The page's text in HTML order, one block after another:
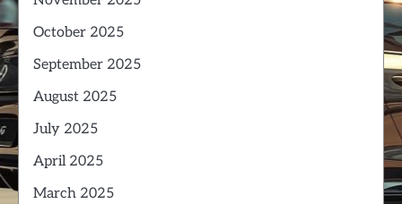
October 2025
September 2025
August 2025
July 2025
April 2025
March 2025